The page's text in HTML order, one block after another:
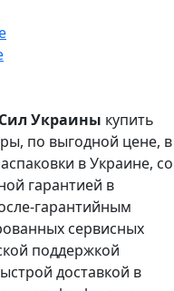
Украины купить
по выгодной цене, в
в Украине, со
гарантией в
гарантийным
сервисных
поддержкой
доставкой в